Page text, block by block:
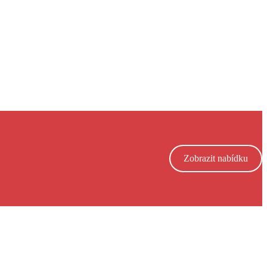
Zobrazit nabídku